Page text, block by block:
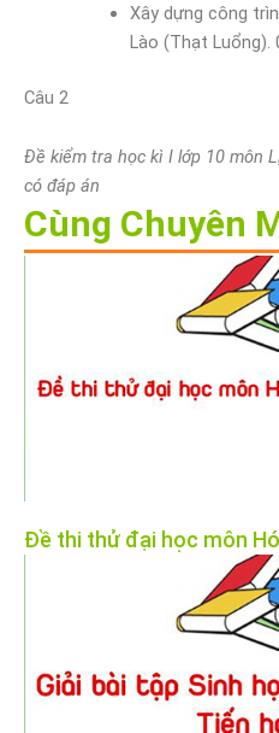
Xây dựng công
Lào (Thạt Luổng).
Câu 2
Đề kiểm tra học kì I lớp 10 môn
có đáp án
Cùng Chuyên
Đề thi thử đại học môn